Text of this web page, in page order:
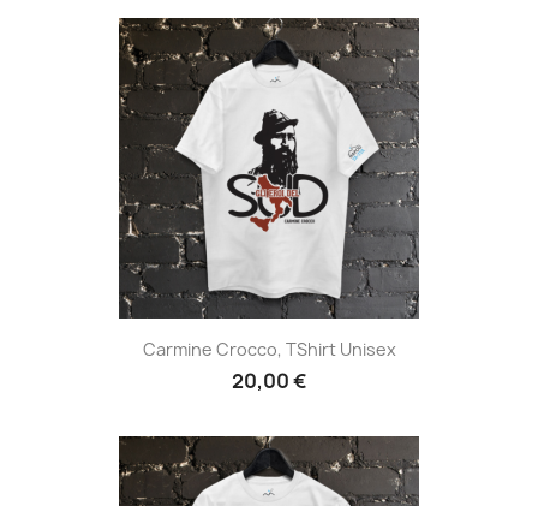
Carmine Crocco, TShirt Unisex
20,00 €